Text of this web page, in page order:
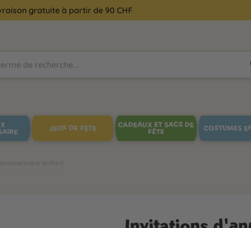
gratuite à partir de 90 CHF
JEUX DE FÊTE
CADEAUX ET SACS DE
FÊTE
COSTUMES
enfant